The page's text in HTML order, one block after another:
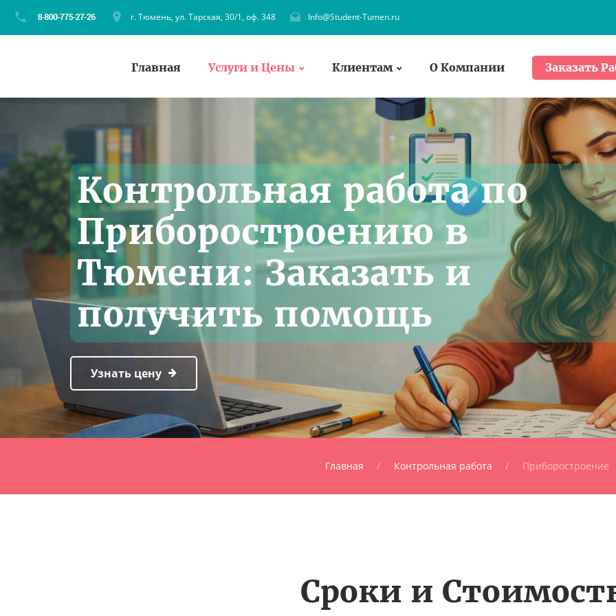
г. Тюмень, ул. Тарская, 30/1, оф. 348 Info@Student-Tumen.ru
Главная Услуги и Цены Клиентам О Компании Заказать
Контрольная работа по
Приборостроению в
Тюмени: Заказать и
получить помощь
Узнать цену
Главная Контрольная работа Приборостроение
Сроки и